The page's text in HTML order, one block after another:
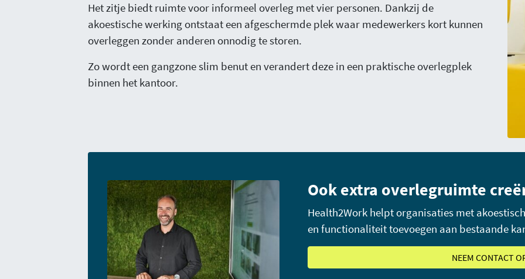
Het zitje biedt ruimte voor informeel overleg met vier personen. Dankzij de
akoestische werking ontstaat een afgeschermde plek waar medewerkers kort kunnen
overleggen zonder anderen onnodig te storen.
Zo wordt een gangzone slim benut en verandert deze in een praktische overlegplek
binnen het kantoor.
Ook extra overlegruimte
Health2Work helpt organisaties met
en functionaliteit toevoegen aan bestaande
NEEM CONTACT